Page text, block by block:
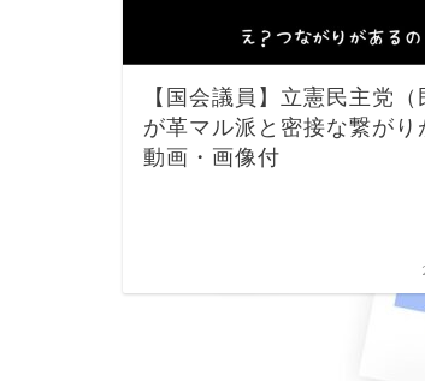
【国会議員】立憲民主党（
が革マル派と密接な繋がり
動画・画像付